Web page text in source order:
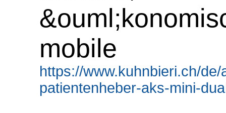
mobile
https://www.kuhnbieri.ch/
patientenheber-aks-mini-